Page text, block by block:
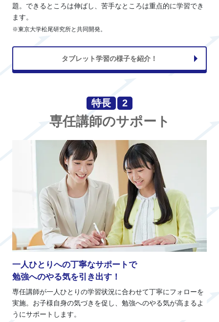
題。できるところは伸ばし、苦手なところは重点的に学習でき
ます。
※東京大学松尾研究所と共同開発。
タブレット学習の様子を紹介！
特長 2
専任講師のサポート
一人ひとりへの丁寧なサポートで
勉強へのやる気を引き出す！
専任講師が一人ひとりの学習状況に合わせて丁寧にフォローを
実施。お子様自身の気づきを促し、勉強へのやる気が高まるよ
うにサポートします。